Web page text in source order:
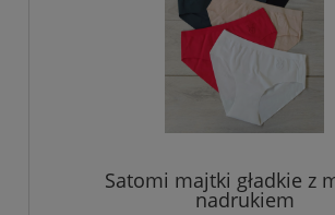
Satomi majtki gładkie z
nadrukiem